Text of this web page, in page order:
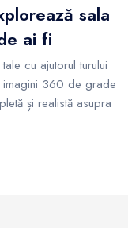
sala
ai fi
cu ajutorul turului
imagini 360 de grade
și realistă asupra